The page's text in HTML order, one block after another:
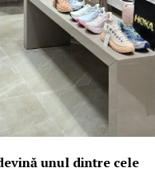
unul dintre cele